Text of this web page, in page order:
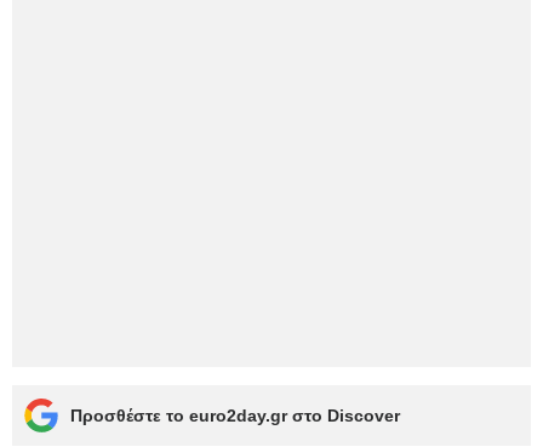
Προσθέστε το euro2day.gr στο Discover